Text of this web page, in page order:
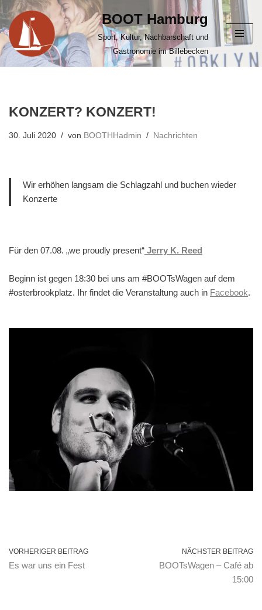
Zum
Inhalt
springen
BOOT Hamburg
Sport, Kultur, Nachbarschaft und
Gastronomie im Billebecken
KONZERT? KONZERT!
30. Juli 2020 von BOOTHHadmin Nachrichten
Wir erhöhen langsam die Schlagzahl und buchen wieder
Konzerte
Für den 07.08. „we proudly present“ Jerry K. Reed
Beginn ist gegen 18:30 bei uns am #BOOTsWagen auf dem
#osterbrookplatz. Ihr findet die Veranstaltung auch in Facebook.
VORHERIGER BEITRAG
Es war uns ein Fest
NÄCHSTER BEITRAG
BOOTsWagen – Café ab
15:00